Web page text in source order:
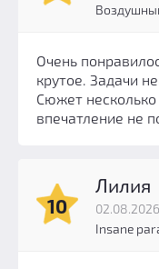
Очень
крутое. Задачи
Сюжет
впечатление не
10
Лилия
02.08.2026
Insane